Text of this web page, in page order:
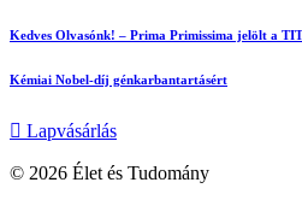
Kedves Olvasónk! – Prima Primissima jelölt a
Kémiai Nobel-díj génkarbantartásért
Lapvásárlás
© 2026 Élet és Tudomány